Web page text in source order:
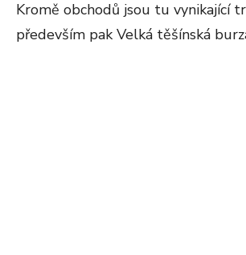
Kromě obchodů jsou tu vynikající
především pak Velká těšínská